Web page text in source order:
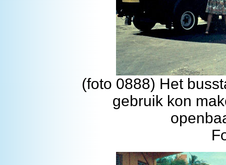
(foto 0888) Het
gebruik kon